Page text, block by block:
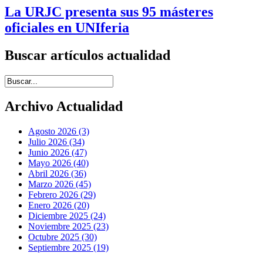
La URJC presenta sus 95 másteres
oficiales en UNIferia
Buscar artículos actualidad
Introduce términos de búsqueda
Archivo Actualidad
Agosto 2026 (3)
Julio 2026 (34)
Junio 2026 (47)
Mayo 2026 (40)
Abril 2026 (36)
Marzo 2026 (45)
Febrero 2026 (29)
Enero 2026 (20)
Diciembre 2025 (24)
Noviembre 2025 (23)
Octubre 2025 (30)
Septiembre 2025 (19)